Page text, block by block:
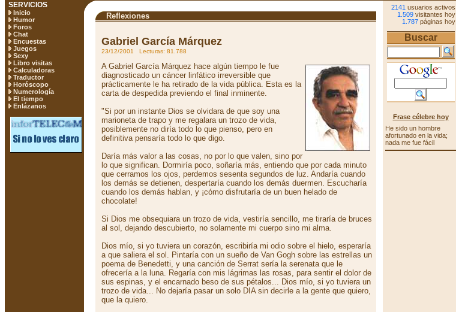
SERVICIOS
Inicio
Humor
Foros
Chat
Encuestas
Juegos
Sexy
Libro visitas
Calculadoras
Traductor
Horóscopo
Numerología
El tiempo
Enlázanos
Reflexiones
Gabriel García Márquez
23/12/2001 Lecturas: 81.788
A Gabriel García Márquez hace algún tiempo le fue
diagnosticado un cáncer linfático irreversible que
prácticamente le ha retirado de la vida pública. Esta es la
carta de despedida previendo el final inminente.
"Si por un instante Dios se olvidara de que soy una
marioneta de trapo y me regalara un trozo de vida,
posiblemente no diría todo lo que pienso, pero en
definitiva pensaría todo lo que digo.
Daría más valor a las cosas, no por lo que valen, sino por
lo que significan. Dormiría poco, soñaría más, entiendo que por cada minuto
que cerramos los ojos, perdemos sesenta segundos de luz. Andaría cuando
los demás se detienen, despertaría cuando los demás duermen. Escucharía
cuando los demás hablan, y ¡cómo disfrutaría de un buen helado de
chocolate!
Si Dios me obsequiara un trozo de vida, vestiría sencillo, me tiraría de bruces
al sol, dejando descubierto, no solamente mi cuerpo sino mi alma.
Dios mío, si yo tuviera un corazón, escribiría mi odio sobre el hielo, esperaría
a que saliera el sol. Pintaría con un sueño de Van Gogh sobre las estrellas un
poema de Benedetti, y una canción de Serrat sería la serenata que le
ofrecería a la luna. Regaría con mis lágrimas las rosas, para sentir el dolor de
sus espinas, y el encarnado beso de sus pétalos... Dios mío, si yo tuviera un
trozo de vida... No dejaría pasar un solo DIA sin decirle a la gente que quiero,
que la quiero.
2141 usuarios activos
1.509 visitantes hoy
1.787 páginas hoy
Buscar
Frase célebre hoy
He sido un hombre
afortunado en la vida;
nada me fue fácil